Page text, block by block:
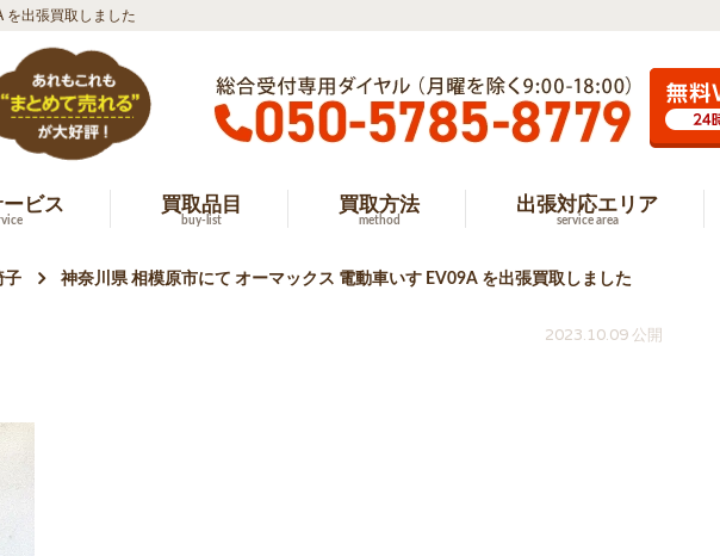
を出張買取しました
ビス 買取品目
buy-list
買取方法
method
出張対応エリア
service area
子 神奈川県 相模原市にて オーマックス 電動車いす EV09A を出張買取しました
2023.10.09 公開